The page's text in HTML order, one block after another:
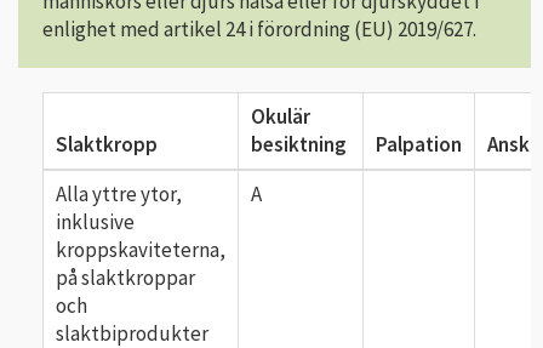
enlighet med artikel 24 i förordning (EU) 2019/627.
Slaktkropp
Okulär
besiktning
Palpation
Alla yttre ytor,
inklusive
kroppskaviteterna,
på slaktkroppar
och
slaktbiprodukter
A